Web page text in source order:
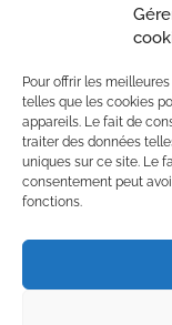
Pour offrir les
telles que les cookies
appareils. Le fait de
traiter des données
uniques sur ce site. Le
consentement peut
fonctions.
L’abus